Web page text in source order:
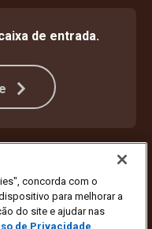
de entrada.
of America, Inc. Todos
concorda com o
para melhorar a
do site e ajudar nas
de Privacidade